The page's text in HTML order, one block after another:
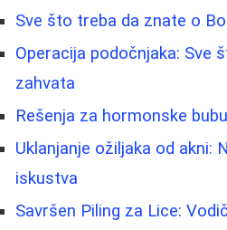
Sve što treba da znate o
Operacija podočnjaka: Sve
zahvata
Rešenja za hormonske
Uklanjanje ožiljaka od akni:
iskustva
Savršen Piling za Lice: